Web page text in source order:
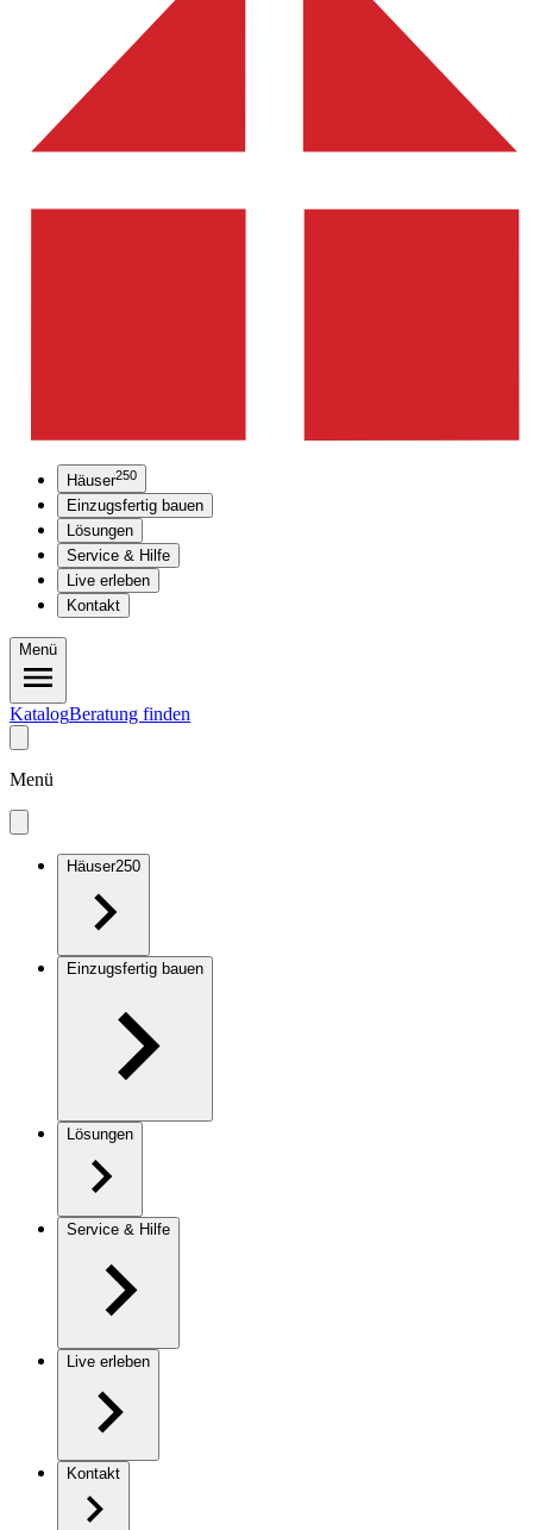
Häuser250
Einzugsfertig bauen
Lösungen
Service & Hilfe
Live erleben
Kontakt
Menü
KatalogBeratung finden
Menü
Häuser250
Einzugsfertig bauen
Lösungen
Service & Hilfe
Live erleben
Kontakt